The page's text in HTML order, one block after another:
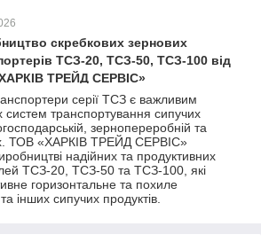
скребкових зернових
ТСЗ-20, ТСЗ-50, ТСЗ-100 від
ТРЕЙД СЕРВІС»
серії ТСЗ є важливим
транспортування сипучих
зернопереробній та
ТОВ «ХАРКІВ ТРЕЙД СЕРВІС»
надійних та продуктивних
ТСЗ-20, ТСЗ-50 та ТСЗ-100, які
горизонтальне та похиле
інших сипучих продуктів.